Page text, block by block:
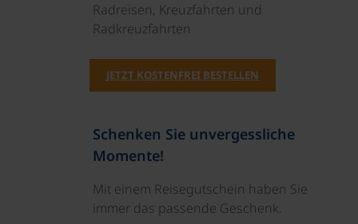
Radreisen, Kreuzfahrten und
Radkreuzfahrten
JETZT KOSTENFREI BESTELLEN
Schenken Sie unvergessliche
Momente!
Mit einem Reisegutschein haben Sie
immer das passende Geschenk.